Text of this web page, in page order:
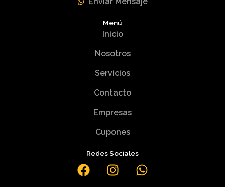
Menú
Inicio
Nosotros
Servicios
Contacto
Empresas
Cupones
Redes Sociales
F
a
I
n
W
h